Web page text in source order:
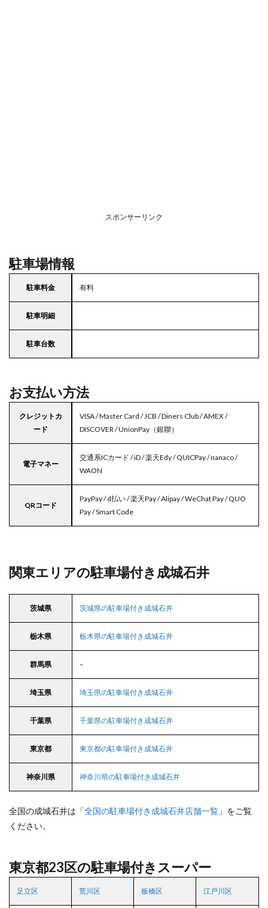
スポンサーリンク
駐車場情報
駐車料金 有料
駐車明細
駐車台数
お支払い方法
クレジットカ
ード
VISA / Master Card / JCB / Diners Club / AMEX /
DISCOVER / UnionPay（銀聯）
電子マネー
交通系ICカード / iD / 楽天Edy / QUICPay / nanaco /
WAON
QRコード
PayPay / d払い / 楽天Pay / Alipay / WeChat Pay / QUO
Pay / Smart Code
関東エリアの駐車場付き成城石井
茨城県 茨城県の駐車場付き成城石井
栃木県 栃木県の駐車場付き成城石井
群馬県 –
埼玉県 埼玉県の駐車場付き成城石井
千葉県 千葉県の駐車場付き成城石井
東京都 東京都の駐車場付き成城石井
神奈川県 神奈川県の駐車場付き成城石井
全国の成城石井は「全国の駐車場付き成城石井店舗一覧 」をご覧
ください。
東京都23区の駐車場付きスーパー
足立区 荒川区 板橋区 江戸川区